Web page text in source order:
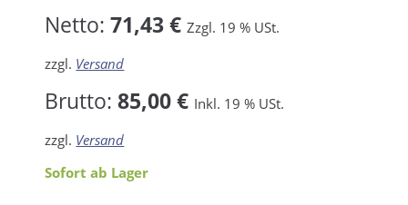
Netto:71,43 € Zzgl. 19 % USt.
zzgl. Versand
Brutto:85,00 € Inkl. 19 % USt.
zzgl. Versand
Sofort ab Lager